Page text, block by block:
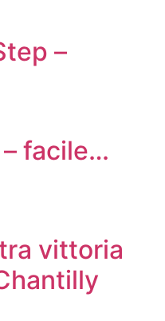
–
facile…
vittoria